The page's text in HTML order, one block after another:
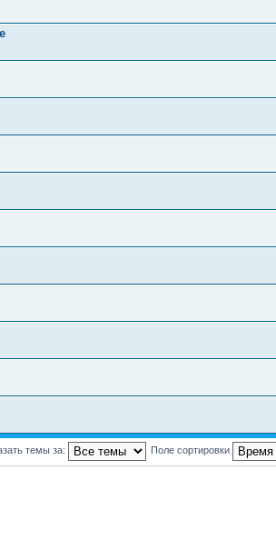
темы за: Поле сортировки